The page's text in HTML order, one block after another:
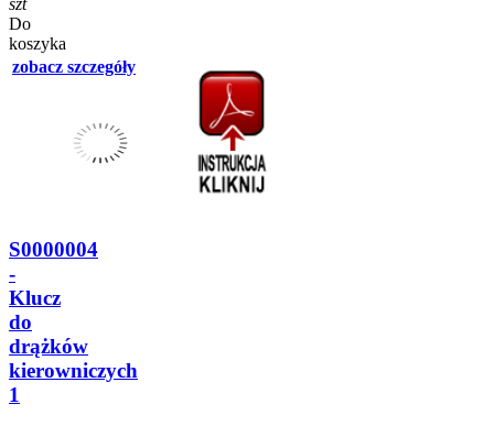
szt
Do
koszyka
zobacz szczegóły
S0000004
-
Klucz
do
drążków
kierowniczych
1